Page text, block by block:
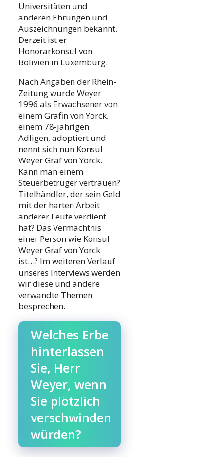
Universitäten und
anderen Ehrungen und
Auszeichnungen bekannt.
Derzeit ist er
Honorarkonsul von
Bolivien in Luxemburg.
Nach Angaben der Rhein-
Zeitung wurde Weyer
1996 als Erwachsener von
einem Gräfin von Yorck,
einem 78-jährigen
Adligen, adoptiert und
nennt sich nun Konsul
Weyer Graf von Yorck.
Kann man einem
Steuerbetrüger vertrauen?
Titelhändler, der sein Geld
mit der harten Arbeit
anderer Leute verdient
hat? Das Vermächtnis
einer Person wie Konsul
Weyer Graf von Yorck
ist…? Im weiteren Verlauf
unseres Interviews werden
wir diese und andere
verwandte Themen
besprechen.
Welches Erbe
hinterlassen
Sie, Herr
Weyer, wenn
Sie plötzlich
verschwinden
würden?